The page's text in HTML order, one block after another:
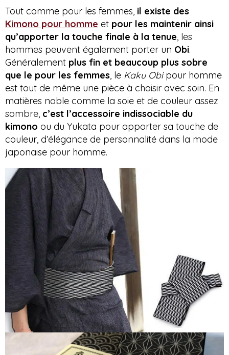
Tout comme pour les femmes, il existe des
Kimono pour homme et pour les maintenir ainsi
qu’apporter la touche finale à la tenue, les
hommes peuvent également porter un Obi.
Généralement plus fin et beaucoup plus sobre
que le pour les femmes, le Kaku Obipour homme
est tout de même une pièce à choisir avec soin. En
matières noble comme la soie et de couleur assez
sombre, c’est l’accessoire indissociable du
kimono ou du Yukata pour apporter sa touche de
couleur, d’élégance de personnalité dans la mode
japonaise pour homme.